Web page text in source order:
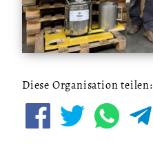
Diese Organisation teilen: